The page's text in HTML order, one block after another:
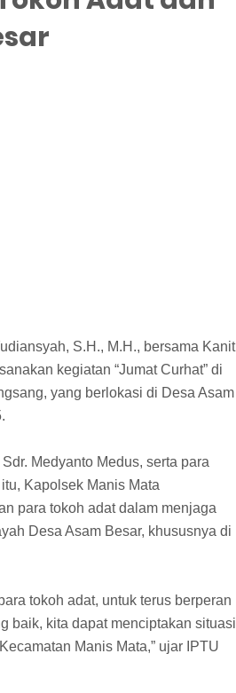
S.H., M.H., bersama Kanit
kegiatan “Jumat Curhat” di
yang berlokasi di Desa Asam
Medyanto Medus, serta para
Kapolsek Manis Mata
para tokoh adat dalam menjaga
Desa Asam Besar, khususnya di
tokoh adat, untuk terus berperan
baik, kita dapat menciptakan situasi
Manis Mata,” ujar IPTU